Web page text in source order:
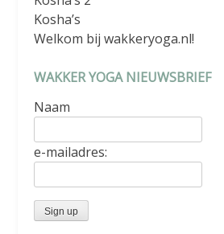
Kosha’s
Welkom bij wakkeryoga.nl!
WAKKER YOGA NIEUWSBRIEF
Naam
e-mailadres: